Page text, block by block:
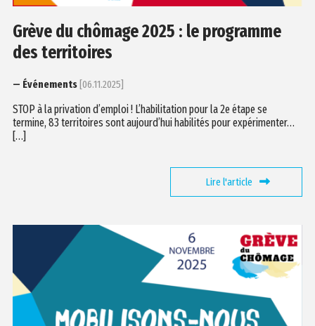
Grève du chômage 2025 : le programme
des territoires
— Événements[06.11.2025]
STOP à la privation d’emploi ! L’habilitation pour la 2e étape se
termine, 83 territoires sont aujourd’hui habilités pour expérimenter…
[…]
Lire l'article